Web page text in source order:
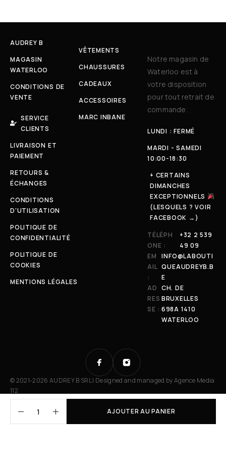
AJOUTER AU PANIER
AUDREY B
MAGASIN
WATERLOO
CONDITIONS DE
VENTE
SERVICE
CLIENTS
LIVRAISON ET
PAIEMENT
RETOURS &
ÉCHANGES
CONDITIONS
D'UTILISATION
POLITIQUE DE
CONFIDENTIALITÉ
POLITIQUE DE
COOKIES
MENTIONS LÉGALES
VÊTEMENTS
CHAUSSURES
CADEAUX
ACCESSOIRES
MARC INBANE
Notre magasin de
Waterloo est à
votre disposition
pour tout retrait de
commande.
LUNDI : FERMÉ
MARDI - SAMEDI
10:00-18:30
+ CERTAINS
DIMANCHES
EXCEPTIONNELS
(LESQUELS ? VOIR
FACEBOOK →)
TÉLÉPH
ONE :
+32 2 539
49 09
EM
AIL
:
INFO@LABOUTI
QUEAUDREYB.B
E
AD
RES
SE :
CH. DE
BRUXELLES
698A 1410
WATERLOO
© 2021-2026 AUDREY B SRL | Designed and managed byAgence Media
112